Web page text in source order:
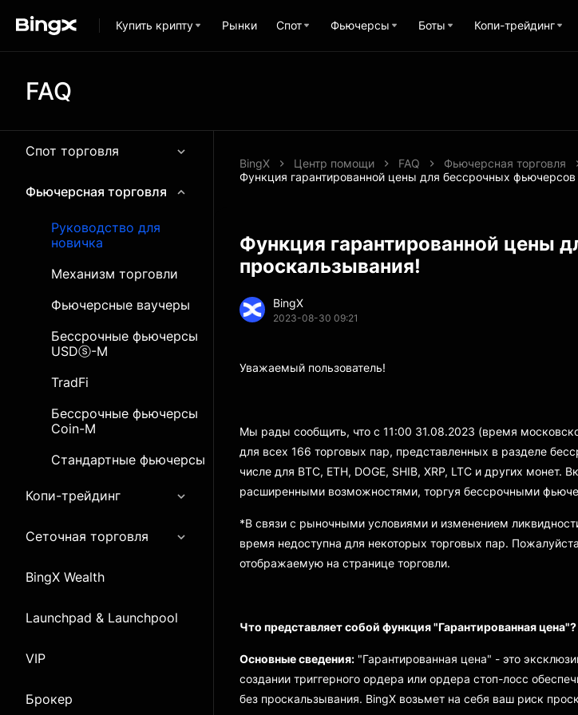
Купить крипту Рынки Спот Фьючерсы Боты Копи-трейдинг
FAQ
Спот торговля
Фьючерсная торговля
Руководство для
новичка
Механизм торговли
Фьючерсные ваучеры
Бессрочные фьючерсы
USDⓢ-M
TradFi
Бессрочные фьючерсы
Coin-M
Стандартные фьючерсы
Копи-трейдинг
Сеточная торговля
BingX Wealth
Launchpad & Launchpool
VIP
Брокер
BingX Центр помощи FAQ Фьючерсная торговля
Функция гарантированной цены для бессрочных
Функция гарантированной цены
проскальзывания!
BingX
2023-08-30 09:21
Уважаемый пользователь!
Мы рады сообщить, что с 11:00 31.08.2023 (время
для всех 166 торговых пар, представленных в разделе
числе для BTC, ETH, DOGE, SHIB, XRP, LTC и других
расширенными возможностями, торгуя бессрочными
*В связи с рыночными условиями и изменением
время недоступна для некоторых торговых пар.
отображаемую на странице торговли.
Что представляет собой функция "Гарантированная цена"?
Основные сведения: "Гарантированная цена" - это
создании триггерного ордера или ордера стоп-лосс
без проскальзывания. BingX возьмет на себя ваш риск